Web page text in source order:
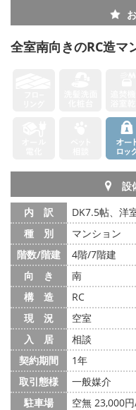
全室南向きのRC造マ
設
内 訳
DK7.5帖、洋
種 別
マンション
階数/階建
4階/7階建
向 き
南
構 造
RC
現 況
空室
入 居
相談
契約期間
1年
取引態様
一般媒介
駐車場
空無 23,000円